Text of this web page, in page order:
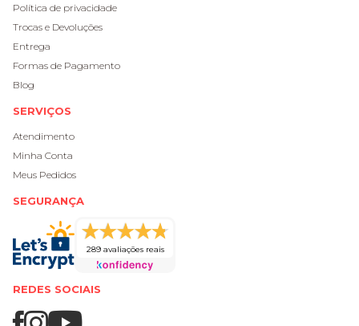
Política de privacidade
Trocas e Devoluções
Entrega
Formas de Pagamento
Blog
SERVIÇOS
Atendimento
Minha Conta
Meus Pedidos
SEGURANÇA
289 avaliações reais
REDES SOCIAIS